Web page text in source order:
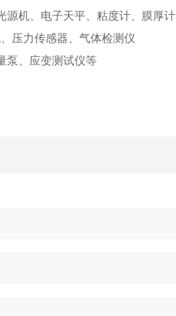
源机、电子天平、粘度计、膜厚计
压力传感器、气体检测仪
泵、应变测试仪等